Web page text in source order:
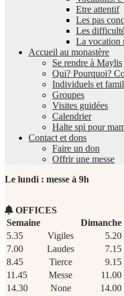
Etre attentif
Les pas
Les
La vocation
Accueil au monastère
Se rendre à Maylis
Qui? Pourquoi?
Individuels et
Groupes
Visites guidées
Calendrier
Halte spi pour
Contact et dons
Faire un don
Offrir une messe
Le lundi : messe à 9h
OFFICES
Semaine
Dimanche
5.35
Vigiles
5.20
7.00
Laudes
7.15
8.45
Tierce
9.15
11.45
Messe
11.00
14.30
None 14.00